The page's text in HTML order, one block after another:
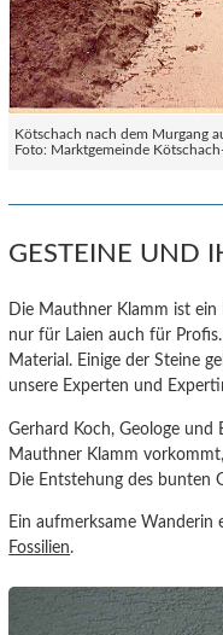
Kötschach nach dem Murgang
Foto: Marktgemeinde
GESTEINE UND
Die Mauthner Klamm ist
nur für Laien auch für
Material. Einige der Steine
unsere Experten und
Gerhard Koch, Geologe und
Mauthner Klamm
Die Entstehung des bunten
Ein aufmerksame Wanderin
Fossilien.